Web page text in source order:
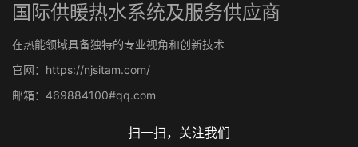
国际供暖热水系统及服务供应商
在热能领域具备独特的专业视角和创新技术
官网：https://njsitam.com/
邮箱：469884100#qq.com
扫一扫，关注我们